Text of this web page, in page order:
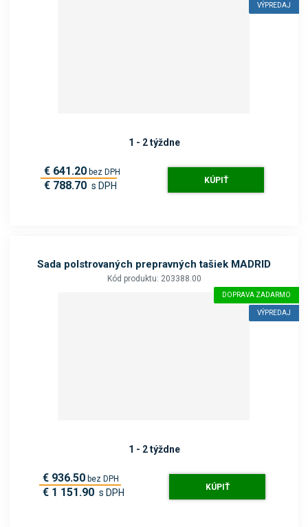
VÝPREDAJ
1 - 2 týždne
€ 641.20 bez DPH
€ 788.70 s DPH KÚPIŤ
Sada polstrovaných prepravných tašiek MADRID
Kód produktu: 203388.00
DOPRAVA ZADARMO
VÝPREDAJ
1 - 2 týždne
€ 936.50 bez DPH
€ 1 151.90 s DPH KÚPIŤ